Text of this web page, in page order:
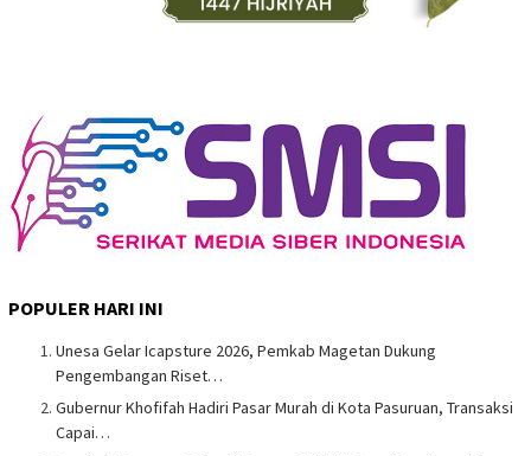
POPULER HARI INI
Unesa Gelar Icapsture 2026, Pemkab Magetan Dukung
Pengembangan Riset…
Gubernur Khofifah Hadiri Pasar Murah di Kota Pasuruan, Transaksi
Capai…